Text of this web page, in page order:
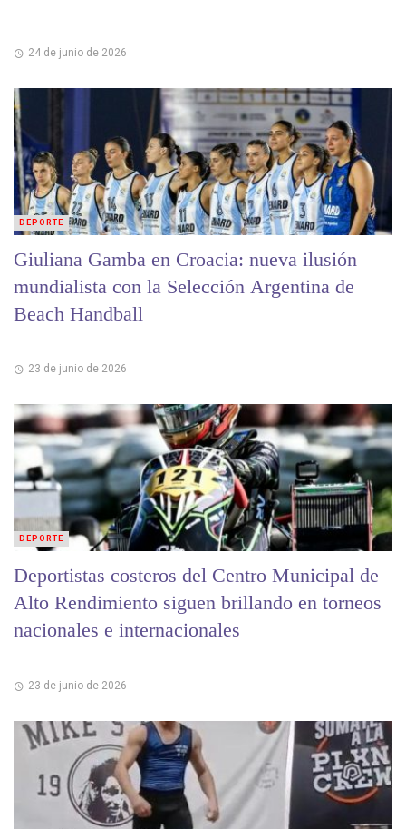
24 de junio de 2026
Giuliana Gamba en Croacia: nueva ilusión
mundialista con la Selección Argentina de
Beach Handball
23 de junio de 2026
DEPORTE
Deportistas costeros del Centro Municipal de
Alto Rendimiento siguen brillando en torneos
nacionales e internacionales
23 de junio de 2026
DEPORTE